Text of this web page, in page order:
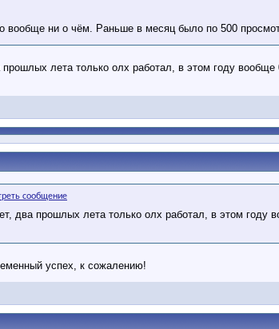
вообще ни о чём. Раньше в месяц было по 500
лета только олх работал, в этом году
два прошлых лета только олх работал, в этом году
успех, к сожалению!